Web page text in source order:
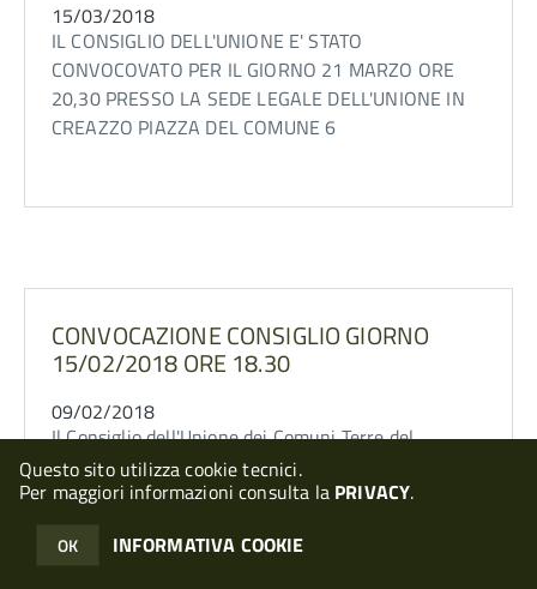
Questo sito utilizza cookie tecnici.
Per maggiori informazioni consulta la PRIVACY.
OK INFORMATIVA COOKIE
15/03/2018
IL CONSIGLIO DELL'UNIONE E' STATO
CONVOCOVATO PER IL GIORNO 21 MARZO ORE
20,30 PRESSO LA SEDE LEGALE DELL'UNIONE IN
CREAZZO PIAZZA DEL COMUNE 6
CONVOCAZIONE CONSIGLIO GIORNO
15/02/2018 ORE 18.30
09/02/2018
Il Consiglio dell'Unione dei Comuni Terre del
Retrone è stato convocato per il giorno 15/02/2018
ore 18.30 pesso la sede del Comune di Creazzo-